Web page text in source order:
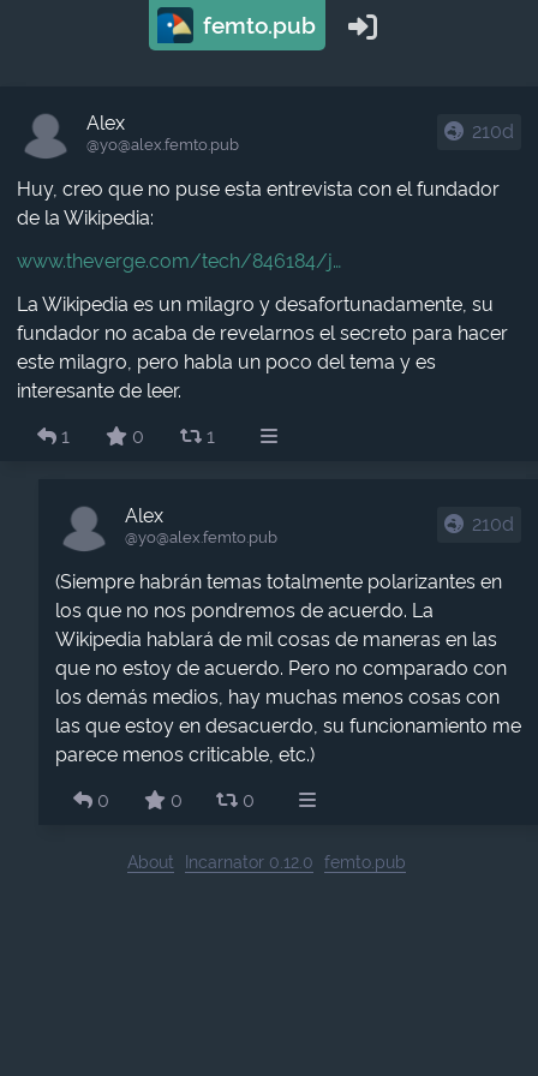
femto.pub
Alex
@yo​@alex.femto.pub
210d
Huy, creo que no puse esta entrevista con el fundador
de la Wikipedia:
www.theverge.com/tech/846184/j
La Wikipedia es un milagro y desafortunadamente, su
fundador no acaba de revelarnos el secreto para hacer
este milagro, pero habla un poco del tema y es
interesante de leer.
1
0 1
Alex
@yo​@alex.femto.pub
210d
(Siempre habrán temas totalmente polarizantes en
los que no nos pondremos de acuerdo. La
Wikipedia hablará de mil cosas de maneras en las
que no estoy de acuerdo. Pero no comparado con
los demás medios, hay muchas menos cosas con
las que estoy en desacuerdo, su funcionamiento me
parece menos criticable, etc.)
0
0 0
About Incarnator 0.12.0 femto.pub